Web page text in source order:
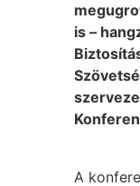
is –
A